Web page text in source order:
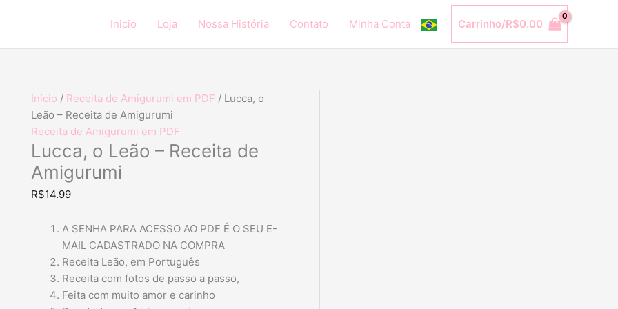
Inicio Loja Nossa História Contato Minha Conta Carrinho/R$0.00
Início / Receita de Amigurumi em PDF / Lucca, o
Leão – Receita de Amigurumi
Receita de Amigurumi em PDF
Lucca, o Leão – Receita de
Amigurumi
R$14.99
A SENHA PARA ACESSO AO PDF É O SEU E-
MAIL CADASTRADO NA COMPRA
Receita Leão, em Português
Receita com fotos de passo a passo,
Feita com muito amor e carinho
Amigurumi
quantidade